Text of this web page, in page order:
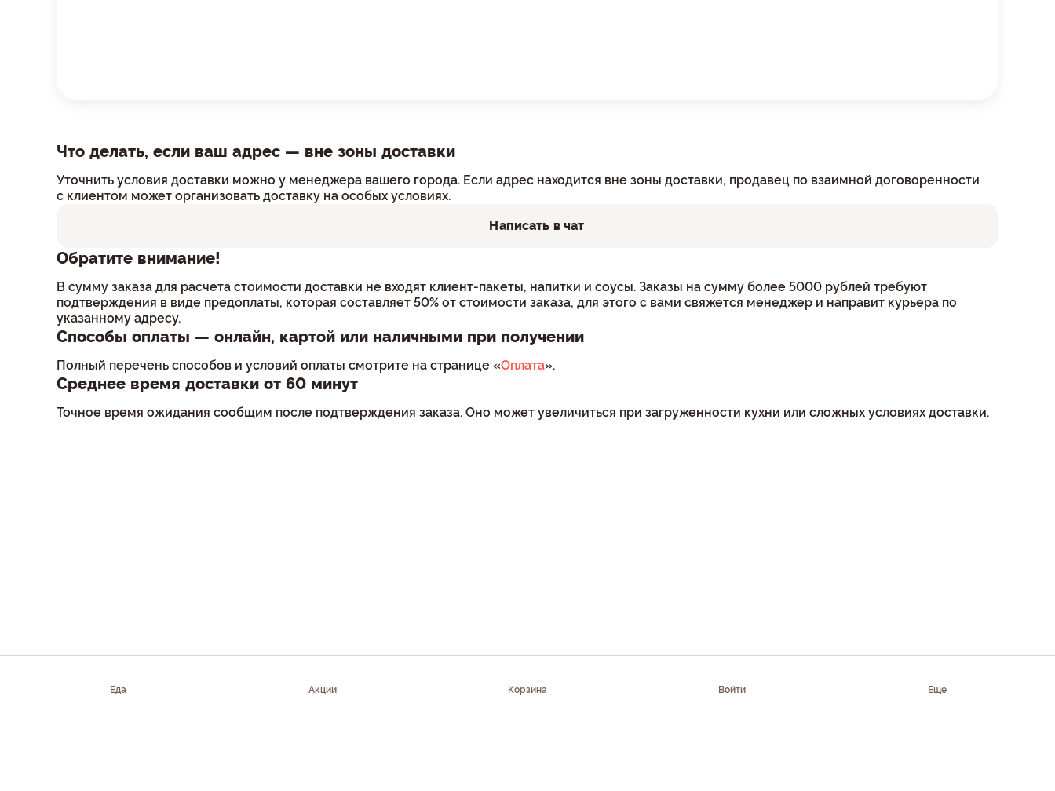
Что делать, если ваш адрес — вне зоны доставки
Уточнить условия доставки можно у менеджера вашего города. Если адрес находится вне зоны доставки, продавец по взаимной договоренности
с клиентом может организовать доставку на особых условиях.
Написать в чат
Обратите внимание!
В сумму заказа для расчета стоимости доставки не входят клиент-пакеты, напитки и соусы. Заказы на сумму более 5000 рублей требуют
подтверждения в виде предоплаты, которая составляет 50% от стоимости заказа, для этого с вами свяжется менеджер и направит курьера по
указанному адресу.
Способы оплаты — онлайн, картой или наличными при получении
Полный перечень способов и условий оплаты смотрите на странице «Оплата».
Среднее время доставки от 60 минут
Точное время ожидания сообщим после подтверждения заказа. Оно может увеличиться при загруженности кухни или сложных условиях доставки.
Еда Акции Корзина Войти Еще